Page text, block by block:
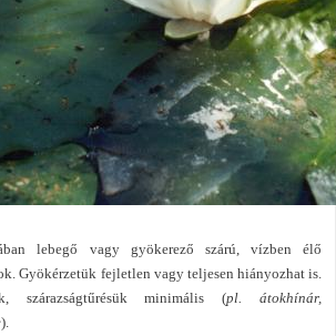
lebegő vagy gyökerező szárú, vízben élő
Gyökérzetük fejletlen vagy teljesen hiányozhat is.
szárazságtűrésük minimális (pl. átokhínár,
).